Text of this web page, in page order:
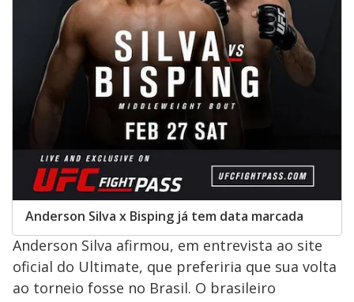
Anderson Silva x Bisping já tem data marcada
Anderson Silva afirmou, em entrevista ao site
oficial do Ultimate, que preferiria que sua volta
ao torneio fosse no Brasil. O brasileiro